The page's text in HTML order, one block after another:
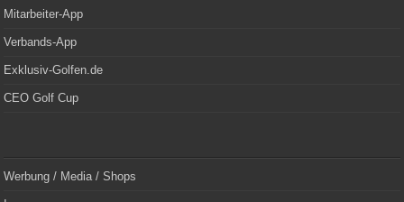
Mitarbeiter-App
Verbands-App
Exklusiv-Golfen.de
CEO Golf Cup
Werbung / Media / Shops